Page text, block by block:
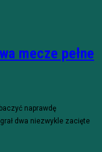
mecze pełne
naprawdę
dwa niezwykle zacięte